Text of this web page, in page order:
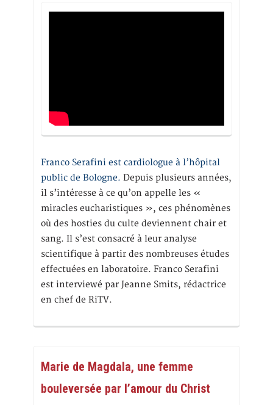
Franco Serafini est cardiologue à l’hôpital
public de Bologne. Depuis plusieurs années,
il s’intéresse à ce qu’on appelle les «
miracles eucharistiques », ces phénomènes
où des hosties du culte deviennent chair et
sang. Il s’est consacré à leur analyse
scientifique à partir des nombreuses études
effectuées en laboratoire. Franco Serafini
est interviewé par Jeanne Smits, rédactrice
en chef de RiTV.
Marie de Magdala, une femme
bouleversée par l’amour du Christ